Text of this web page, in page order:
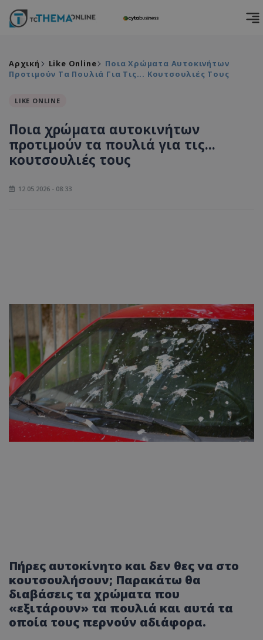
Αρχική Like Online
Ποια Χρώματα Αυτοκινήτων
Προτιμούν Τα Πουλιά Για Τις... Κουτσουλιές Τους
LIKE ONLINE
Ποια χρώματα αυτοκινήτων
προτιμούν τα πουλιά για τις...
κουτσουλιές τους
12.05.2026 - 08:33
Πήρες αυτοκίνητο και δεν θες να στο
κουτσουλήσουν; Παρακάτω θα
διαβάσεις τα χρώματα που
«εξιτάρουν» τα πουλιά και αυτά τα
οποία τους περνούν αδιάφορα.